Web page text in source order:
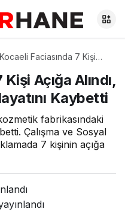
Kocaeli Faciasında 7 Kişi
Çocuk Hayatını Kaybetti
Açığa Alındı,
Kaybetti
fabrikasındaki
Çalışma ve Sosyal
7 kişinin açığa